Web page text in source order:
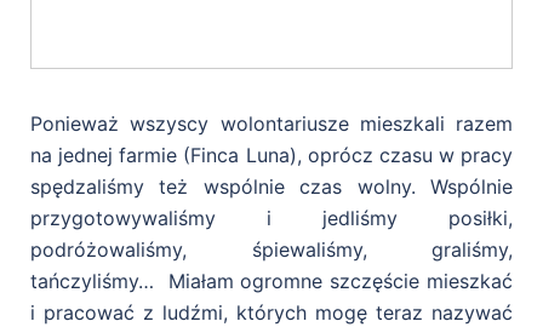
Ponieważ wszyscy wolontariusze mieszkali razem
na jednej farmie (Finca Luna), oprócz czasu w pracy
spędzaliśmy też wspólnie czas wolny. Wspólnie
przygotowywaliśmy i jedliśmy posiłki,
podróżowaliśmy, śpiewaliśmy, graliśmy,
tańczyliśmy… Miałam ogromne szczęście mieszkać
i pracować z ludźmi, których mogę teraz nazywać